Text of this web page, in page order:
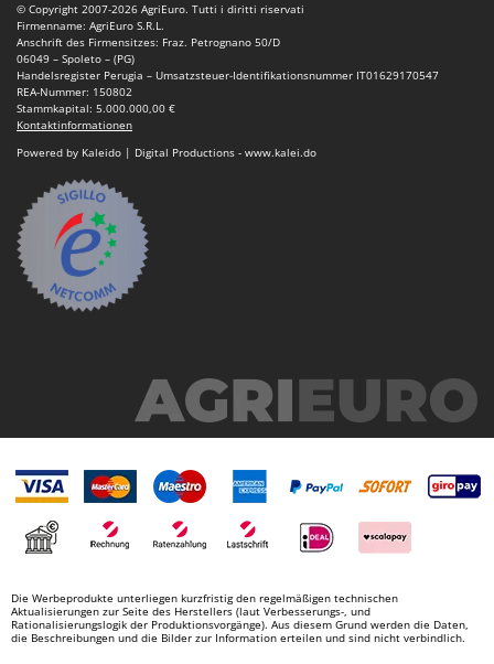
© Copyright 2007-2026 AgriEuro. Tutti i diritti riservati
Firmenname: AgriEuro S.R.L.
Anschrift des Firmensitzes: Fraz. Petrognano 50/D
06049 – Spoleto – (PG)
Handelsregister Perugia – Umsatzsteuer-Identifikationsnummer IT01629170547
REA-Nummer: 150802
Stammkapital: 5.000.000,00 €
Kontaktinformationen
Powered by Kaleido | Digital Productions - www.kalei.do
Die Werbeprodukte unterliegen kurzfristig den regelmäßigen technischen
Aktualisierungen zur Seite des Herstellers (laut Verbesserungs-, und
Rationalisierungslogik der Produktionsvorgänge). Aus diesem Grund werden die Daten,
die Beschreibungen und die Bilder zur Information erteilen und sind nicht verbindlich.